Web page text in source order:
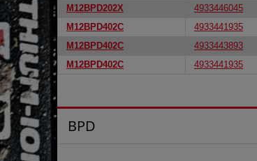
M12BPD202X
4933446045
M12BPD402C
4933441935
M12BPD402C
4933443893
M12BPD402C
4933441935
BPD